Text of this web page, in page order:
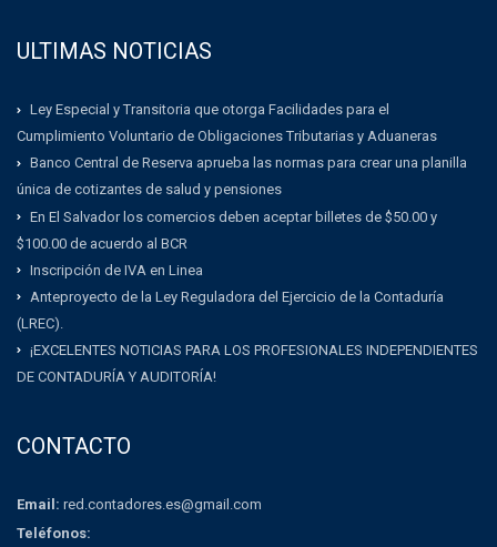
ULTIMAS NOTICIAS
Ley Especial y Transitoria que otorga Facilidades para el
Cumplimiento Voluntario de Obligaciones Tributarias y Aduaneras
Banco Central de Reserva aprueba las normas para crear una planilla
única de cotizantes de salud y pensiones
En El Salvador los comercios deben aceptar billetes de $50.00 y
$100.00 de acuerdo al BCR
Inscripción de IVA en Linea
Anteproyecto de la Ley Reguladora del Ejercicio de la Contaduría
(LREC).
¡EXCELENTES NOTICIAS PARA LOS PROFESIONALES INDEPENDIENTES
DE CONTADURÍA Y AUDITORÍA!
CONTACTO
Email: red.contadores.es@gmail.com
Teléfonos: